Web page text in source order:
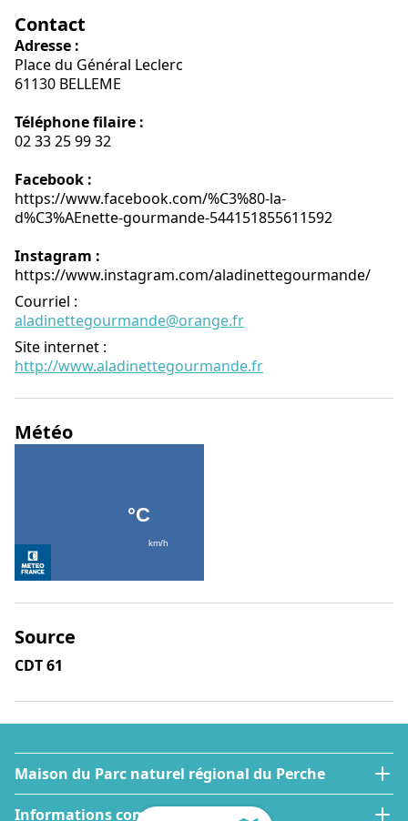
Contact
Adresse :
Place du Général Leclerc
61130 BELLEME
Téléphone filaire :
02 33 25 99 32
Facebook :
https://www.facebook.com/%C3%80-la-
d%C3%AEnette-gourmande-544151855611592
Instagram :
https://www.instagram.com/aladinettegourmande/
Courriel :
aladinettegourmande@orange.fr
Site internet :
http://www.aladinettegourmande.fr
Météo
Source
CDT 61
Maison du Parc naturel régional du Perche
Informations complémentaires